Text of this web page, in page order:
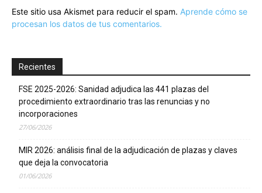
Este sitio usa Akismet para reducir el spam. Aprende cómo se
procesan los datos de tus comentarios.
Recientes
FSE 2025-2026: Sanidad adjudica las 441 plazas del
procedimiento extraordinario tras las renuncias y no
incorporaciones
27/06/2026
MIR 2026: análisis final de la adjudicación de plazas y claves
que deja la convocatoria
01/06/2026